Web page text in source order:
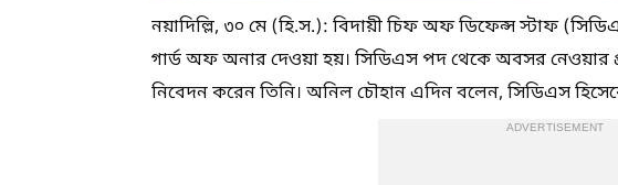
নয়াদিল্লি, ৩০ মে (হি.স.): বিদায়ী চিফ অফ ডিফেন্স স্টাফ
গার্ড অফ অনার দেওয়া হয়। সিডিএস পদ থেকে অবসর নেওয়ার
নিবেদন করেন তিনি। অনিল চৌহান এদিন বলেন, সিডিএস
ADVERTISEMENT